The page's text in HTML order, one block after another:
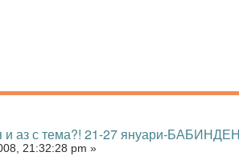
и аз с тема?! 21-27 януари-
21:32:28 pm »